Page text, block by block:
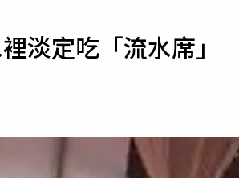
運勢
定吃「流水席」